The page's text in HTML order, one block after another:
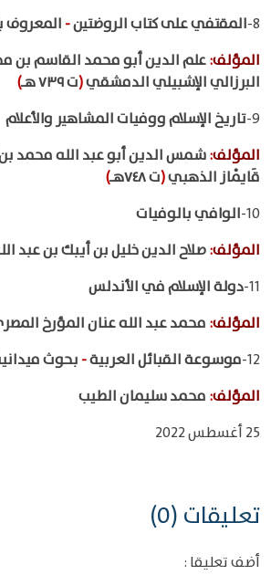
8- المقتفي على كتاب الروضتين- المعروف
المؤلف:علم الدين أبو محمد القاسم
البرزالي الإشبيلي الدمشقي(ت ٧٣٩ هـ
)
9- تاريخ الإسلام ووفيات المشاهير والأعلام
المؤلف:شمس الدين أبو عبد الله محمد
قَايْماز الذهبي(ت ٧٤٨هـ
)
10- الوافي بالوفيات
المؤلف:صلاح الدين خليل بن أيبك بن عبد
11- دولة الإسلام في الأندلس
المؤلف: محمد عبد الله عنان المؤرخ
12- موسوعة القبائل العربية-بحوث
المؤلف: محمد سليمان الطيب
25 أغسطس 2022
تعليقات (0)
أضف تعليقا :